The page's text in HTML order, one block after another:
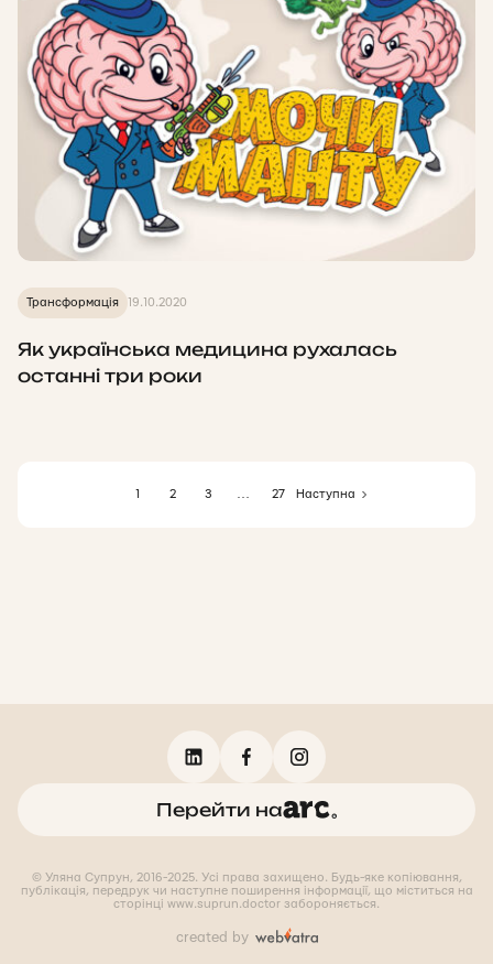
Трансформація 19.10.2020
Як українська медицина рухалась
останні три роки
1 2 3 27 Наступна
Перейти на
© Уляна Супрун, 2016-2025. Усі права захищено. Будь-яке копіювання,
публікація, передрук чи наступне поширення інформації, що міститься на
сторінці www.suprun.doctor забороняється.
created by